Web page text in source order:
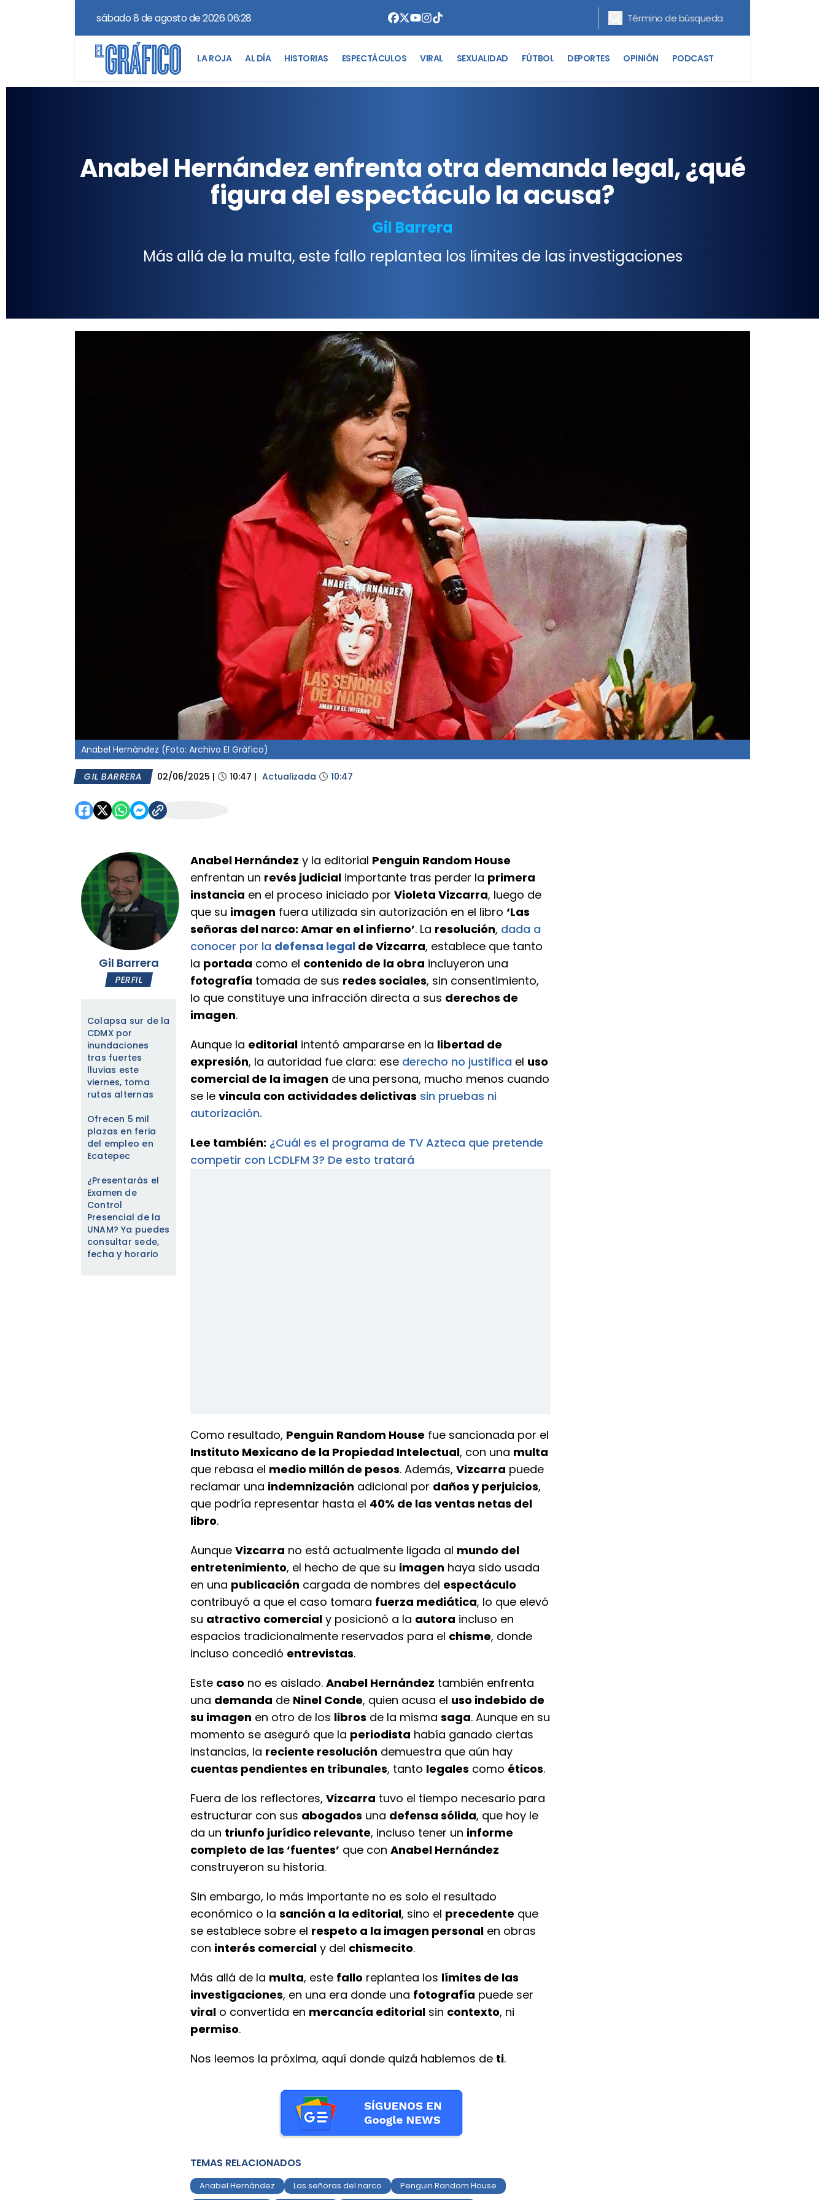
sábado 8 de agosto de 2026 06:28
LA ROJA AL DÍA HISTORIAS ESPECTÁCULOS VIRAL SEXUALIDAD FÚTBOL DEPORTES OPINIÓN PODCAST
Anabel Hernández enfrenta otra demanda legal, ¿qué
figura del espectáculo la acusa?
Gil Barrera
Más allá de la multa, este fallo replantea los límites de las investigaciones
Anabel Hernández (Foto: Archivo El Gráfico)
GIL BARRERA 02/06/2025 | 10:47 | Actualizada 10:47
Gil Barrera
PERFIL
Colapsa sur de la
CDMX por
inundaciones
tras fuertes
lluvias este
viernes, toma
rutas alternas
Ofrecen 5 mil
plazas en feria
del empleo en
Ecatepec
¿Presentarás el
Examen de
Control
Presencial de la
UNAM? Ya puedes
consultar sede,
fecha y horario
Anabel Hernández y la editorial Penguin Random House
enfrentan un revés judicial importante tras perder la primera
instancia en el proceso iniciado por Violeta Vizcarra, luego de
que su imagen fuera utilizada sin autorización en el libro ‘Las
señoras del narco: Amar en el infierno’. La resolución, dada a
conocer por la defensa legal de Vizcarra, establece que tanto
la portada como el contenido de la obra incluyeron una
fotografía tomada de sus redes sociales, sin consentimiento,
lo que constituye una infracción directa a sus derechos de
imagen.
Aunque la editorial intentó ampararse en la libertad de
expresión, la autoridad fue clara: ese derecho no justifica el uso
comercial de la imagen de una persona, mucho menos cuando
se le vincula con actividades delictivas sin pruebas ni
autorización.
Lee también: ¿Cuál es el programa de TV Azteca que pretende
competir con LCDLFM 3? De esto tratará
Como resultado, Penguin Random House fue sancionada por el
Instituto Mexicano de la Propiedad Intelectual, con una multa
que rebasa el medio millón de pesos. Además, Vizcarra puede
reclamar una indemnización adicional por daños y perjuicios,
que podría representar hasta el 40% de las ventas netas del
libro.
Aunque Vizcarra no está actualmente ligada al mundo del
entretenimiento, el hecho de que su imagen haya sido usada
en una publicación cargada de nombres del espectáculo
contribuyó a que el caso tomara fuerza mediática, lo que elevó
su atractivo comercial y posicionó a la autora incluso en
espacios tradicionalmente reservados para el chisme, donde
incluso concedió entrevistas.
Este caso no es aislado. Anabel Hernández también enfrenta
una demanda de Ninel Conde, quien acusa el uso indebido de
su imagen en otro de los libros de la misma saga. Aunque en su
momento se aseguró que la periodista había ganado ciertas
instancias, la reciente resolución demuestra que aún hay
cuentas pendientes en tribunales, tanto legales como éticos.
Fuera de los reflectores, Vizcarra tuvo el tiempo necesario para
estructurar con sus abogados una defensa sólida, que hoy le
da un triunfo jurídico relevante, incluso tener un informe
completo de las ‘fuentes’ que con Anabel Hernández
construyeron su historia.
Sin embargo, lo más importante no es solo el resultado
económico o la sanción a la editorial, sino el precedente que
se establece sobre el respeto a la imagen personal en obras
con interés comercial y del chismecito.
Más allá de la multa, este fallo replantea los límites de las
investigaciones, en una era donde una fotografía puede ser
viral o convertida en mercancía editorial sin contexto, ni
permiso.
Nos leemos la próxima, aquí donde quizá hablemos de ti.
TEMAS RELACIONADOS
Anabel Hernández Las señoras del narco Penguin Random House